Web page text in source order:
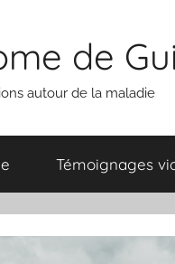
de
autour de la maladie
Témoignages